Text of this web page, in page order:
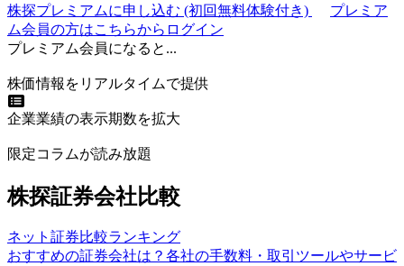
株探プレミアムに申し込む (初回無料体験付き)
プレミア
ム会員の方はこちらからログイン
プレミアム会員になると...
株価情報をリアルタイムで提供
企業業績の表示期数を拡大
限定コラムが読み放題
株探証券会社比較
ネット証券比較ランキング
おすすめの証券会社は？各社の手数料・取引ツールやサービ